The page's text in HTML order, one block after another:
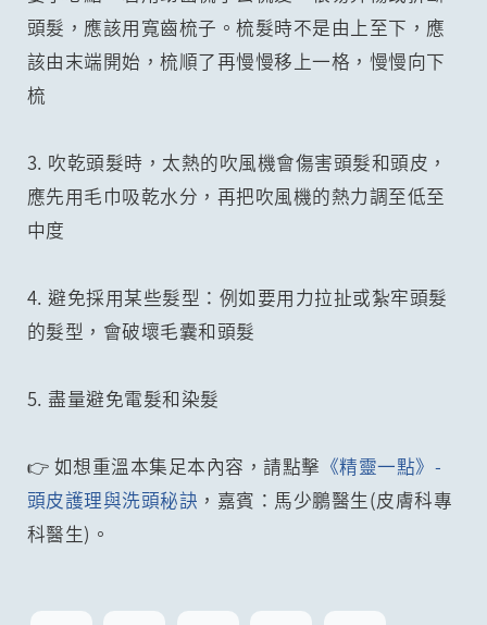
頭髮，應該用寬齒梳子。梳髮時不是由上至下，應
該由末端開始，梳順了再慢慢移上一格，慢慢向下
梳
3. 吹乾頭髮時，太熱的吹風機會傷害頭髮和頭皮，
應先用毛巾吸乾水分，再把吹風機的熱力調至低至
中度
4. 避免採用某些髮型：例如要用力拉扯或紮牢頭髮
的髮型，會破壞毛囊和頭髮
5. 盡量避免電髮和染髮
👉 如想重溫本集足本內容，請點擊 《精靈一點》-
頭皮護理與洗頭秘訣 ，嘉賓：馬少鵬醫生(皮膚科專
科醫生)。